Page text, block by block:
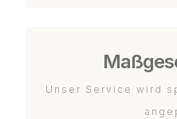
Unser Service wird